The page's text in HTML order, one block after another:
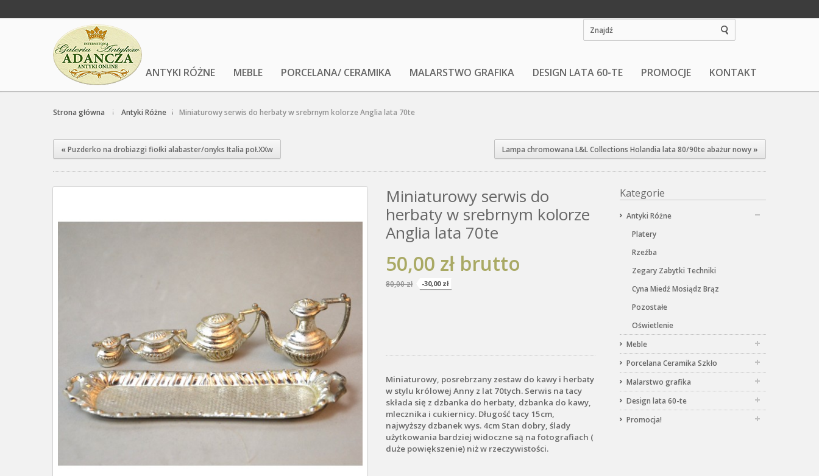
ANTYKI RÓŻNE MEBLE PORCELANA/ CERAMIKA MALARSTWO GRAFIKA DESIGN LATA 60-TE PROMOCJE KONTAKT
Strona główna Antyki Różne Miniaturowy serwis do herbaty w srebrnym kolorze Anglia lata 70te
«Puzderko na drobiazgi fiołki alabaster/onyks Italia poł.XXw Lampa chromowana L&L Collections Holandia lata 80/90te abażur nowy»
Kategorie
Antyki Różne
Platery
Rzeźba
Zegary Zabytki Techniki
Cyna Miedź Mosiądz Brąz
Pozostałe
Oświetlenie
Meble
Porcelana Ceramika Szkło
Malarstwo grafika
Design lata 60-te
Promocja!
Miniaturowy serwis do
herbaty w srebrnym kolorze
Anglia lata 70te
50,00 zł brutto
80,00 zł -30,00 zł
Miniaturowy, posrebrzany zestaw do kawy i herbaty
w stylu królowej Anny z lat 70tych. Serwis na tacy
składa się z dzbanka do herbaty, dzbanka do kawy,
mlecznika i cukiernicy. Długość tacy 15cm,
najwyższy dzbanek wys. 4cm Stan dobry, ślady
użytkowania bardziej widoczne są na fotografiach (
duże powiększenie) niż w rzeczywistości.